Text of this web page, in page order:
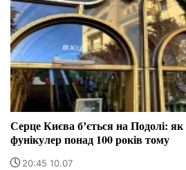
Серце Києва бʼється на Подолі:
фунікулер понад 100 років тому
20:45 10.07